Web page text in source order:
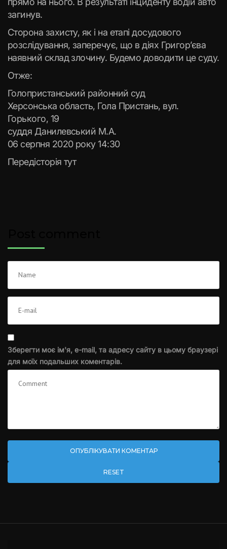
загинув.
Сторона захисту, як і на етапі досудового
розслідування, заперечує, що в діях Григор’єва
наявний склад злочину. Будемо доводити це суду.
Отже:
Голопристанський районний суд
Херсонська область, Гола Пристань, вул.
Горького, 19
суддя Данилевський М.А.
06 серпня 2020 року 14:30
Передісторія тут
Зберегти моє ім'я, e-mail, та адресу сайту в цьому браузері
для моїх подальших коментарів.
RESET